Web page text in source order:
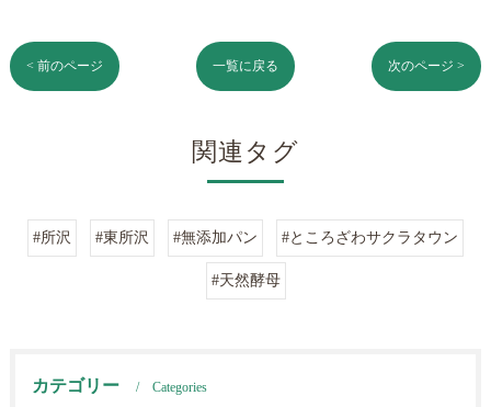
< 前のページ 一覧に戻る 次のページ >
関連タグ
#所沢 #東所沢 #無添加パン #ところざわサクラタウン
#天然酵母
カテゴリー Categories